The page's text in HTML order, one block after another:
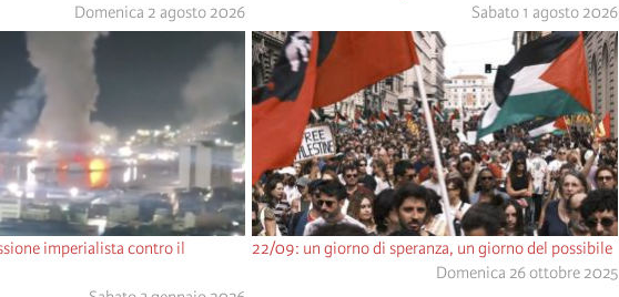
Domenica 2 agosto 2026
Sabato 1 agosto 2026
imperialista contro il
22/09: un giorno di speranza, un giorno del possibile
Domenica 26 ottobre 2025